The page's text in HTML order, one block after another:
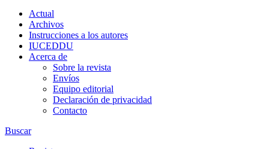
Actual
Archivos
Instrucciones a los autores
IUCEDDU
Acerca de
Sobre la revista
Envíos
Equipo editorial
Declaración de privacidad
Contacto
Buscar